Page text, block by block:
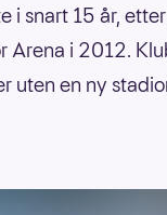
i snart 15 år,
Arena i 2012.
uten en ny